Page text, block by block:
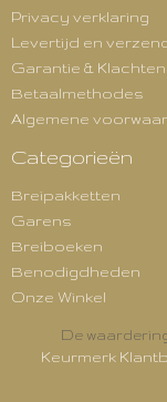
Privacy verklaring
Levertijd en
Garantie & Klachten
Betaalmethodes
Algemene
Categorieën
Breipakketten
Garens
Breiboeken
Benodigdheden
Onze Winkel
De
Keurmerk